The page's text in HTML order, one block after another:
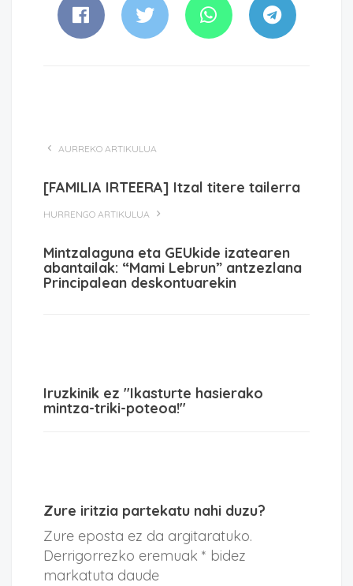
AURREKO ARTIKULUA
[FAMILIA IRTEERA] Itzal titere tailerra
HURRENGO ARTIKULUA
Mintzalaguna eta GEUkide izatearen
abantailak: “Mami Lebrun” antzezlana
Principalean deskontuarekin
Iruzkinik ez "Ikasturte hasierako
mintza-triki-poteoa!"
Zure iritzia partekatu nahi duzu?
Zure eposta ez da argitaratuko.
Derrigorrezko eremuak * bidez
markatuta daude